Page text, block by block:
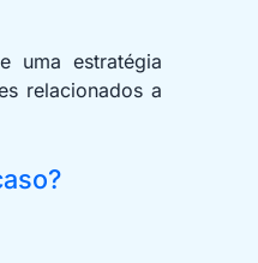
uma estratégia
relacionados a